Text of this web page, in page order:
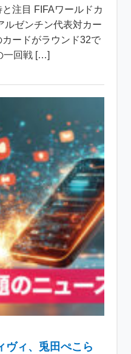
注目 FIFAワールドカ
ルゼンチン代表対カー
ードがラウンド32で
一回戦 […]
ヴィ、兎田ぺこら